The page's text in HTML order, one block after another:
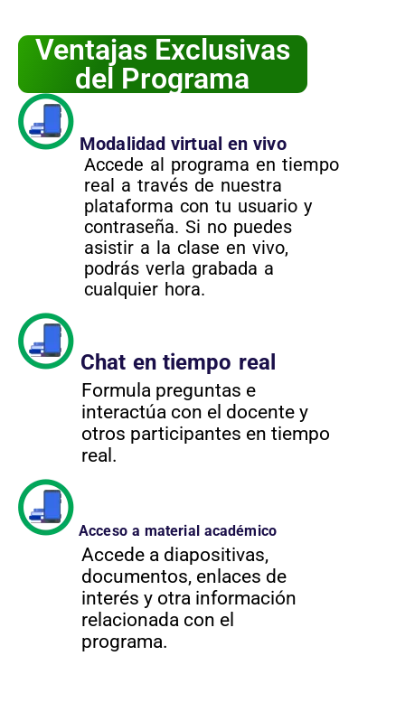
Ventajas Exclusivas
del Programa
Modalidad virtual en vivo
Accede al programa en tiempo
real a través de nuestra
plataforma con tu usuario y
contraseña. Si no puedes
asistir a la clase en vivo,
podrás verla grabada a
cualquier hora.
Chat en tiempo real
Formula preguntas e
interactúa con el docente y
otros participantes en tiempo
real.
Acceso a material académico
Accede a diapositivas,
documentos, enlaces de
interés y otra información
relacionada con el
programa.